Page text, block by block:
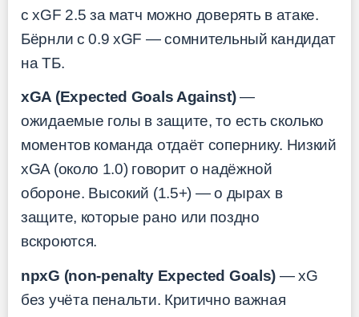
с xGF 2.5 за матч можно доверять в атаке.
Бёрнли с 0.9 xGF — сомнительный кандидат
на ТБ.
xGA (Expected Goals Against)—
ожидаемые голы в защите, то есть сколько
моментов команда отдаёт сопернику. Низкий
xGA (около 1.0) говорит о надёжной
обороне. Высокий (1.5+) — о дырах в
защите, которые рано или поздно
вскроются.
npxG (non-penalty Expected Goals) — xG
без учёта пенальти. Критично важная